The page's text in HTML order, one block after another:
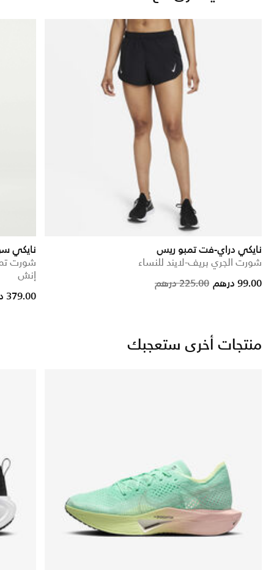
نايكي دراي-فت تمبو ريس
شورت الجري بريف-لايند للنساء
Price 225.00 درهم to
99.00 درهم
نايكي
إنش
379.00 درهم
منتجات أخرى ستعجبك